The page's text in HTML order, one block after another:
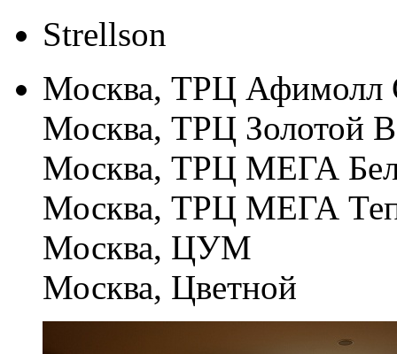
Strellson
Москва, ТРЦ Афимолл
Москва, ТРЦ Золотой
Москва, ТРЦ МЕГА
Москва, ТРЦ МЕГА
Москва, ЦУМ
Москва, Цветной